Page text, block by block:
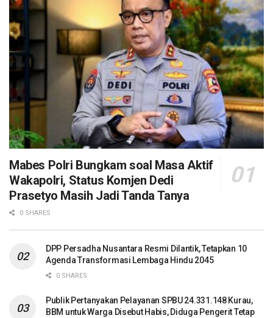
Mabes Polri Bungkam soal Masa Aktif
Wakapolri, Status Komjen Dedi
Prasetyo Masih Jadi Tanda Tanya
0 SHARES
DPP Persadha Nusantara Resmi Dilantik, Tetapkan 10
Agenda Transformasi Lembaga Hindu 2045
0 SHARES
Publik Pertanyakan Pelayanan SPBU 24.331.148 Kurau,
BBM untuk Warga Disebut Habis, Diduga Pengerit Tetap